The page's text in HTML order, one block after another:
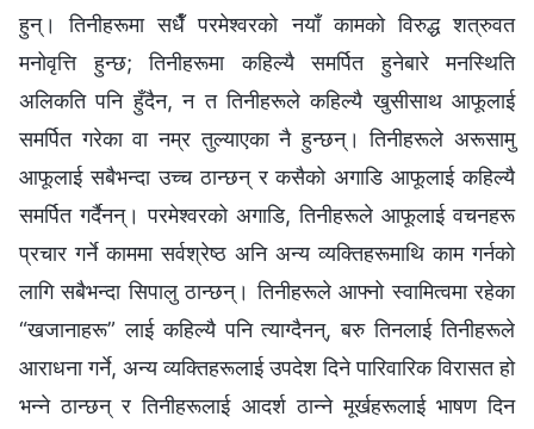
हुन्। तिनीहरूमा सधैँ परमेश्‍वरको नयाँ कामको विरुद्ध शत्रुवत
मनोवृत्ति हुन्छ; तिनीहरूमा कहिल्यै समर्पित हुनेबारे मनस्थिति
अलिकति पनि हुँदैन, न त तिनीहरूले कहिल्यै खुसीसाथ आफूलाई
समर्पित गरेका वा नम्र तुल्याएका नै हुन्छन्। तिनीहरूले अरूसामु
आफूलाई सबैभन्दा उच्‍च ठान्छन् र कसैको अगाडि आफूलाई कहिल्यै
समर्पित गर्दैनन्। परमेश्‍वरको अगाडि, तिनीहरूले आफूलाई वचनहरू
प्रचार गर्ने काममा सर्वश्रेष्ठ अनि अन्य व्यक्तिहरूमाथि काम गर्नको
लागि सबैभन्दा सिपालु ठान्छन्। तिनीहरूले आफ्नो स्वामित्वमा रहेका
“खजानाहरू” लाई कहिल्यै पनि त्याग्दैनन्, बरु तिनलाई तिनीहरूले
आराधना गर्ने, अन्य व्यक्तिहरूलाई उपदेश दिने पारिवारिक विरासत हो
भन्‍ने ठान्छन् र तिनीहरूलाई आदर्श ठान्ने मूर्खहरूलाई भाषण दिन